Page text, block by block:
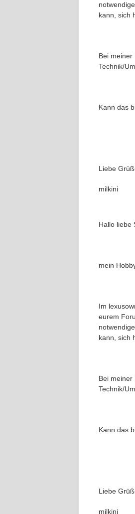
kann, sich
Bei
Technik/
Kann das
Liebe
milkini
Hallo liebe
mein
Im
eurem
kann, sich
Bei
Technik/
Kann das
Liebe
milkini